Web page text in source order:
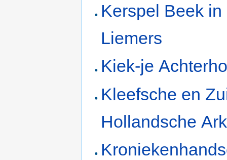
Kerspel Beek in
Liemers
Kiek-je
Kleefsche en
Hollandsche